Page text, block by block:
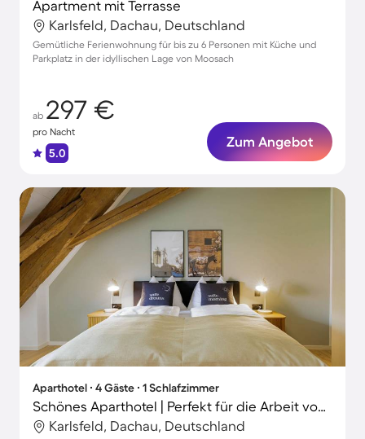
Apartment mit Terrasse
Karlsfeld, Dachau, Deutschland
Gemütliche Ferienwohnung für bis zu 6 Personen mit Küche und
Parkplatz in der idyllischen Lage von Moosach
ab 297 €
pro Nacht
5.0
Zum Angebot
Aparthotel ∙ 4 Gäste ∙ 1 Schlafzimmer
Schönes Aparthotel | Perfekt für die Arbeit von Zuhause
Karlsfeld, Dachau, Deutschland